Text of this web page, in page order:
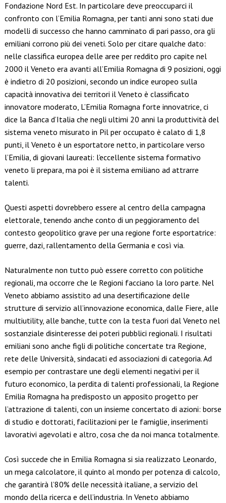
Fondazione Nord Est. In particolare deve preoccuparci il
confronto con l’Emilia Romagna, per tanti anni sono stati due
modelli di successo che hanno camminato di pari passo, ora gli
emiliani corrono più dei veneti. Solo per citare qualche dato:
nelle classifica europea delle aree per reddito pro capite nel
2000 il Veneto era avanti all’Emilia Romagna di 9 posizioni, oggi
è indietro di 20 posizioni, secondo un indice europeo sulla
capacità innovativa dei territori il Veneto è classificato
innovatore moderato, L’Emilia Romagna forte innovatrice, ci
dice la Banca d’Italia che negli ultimi 20 anni la produttività del
sistema veneto misurato in Pil per occupato è calato di 1,8
punti, il Veneto è un esportatore netto, in particolare verso
l’Emilia, di giovani laureati: l’eccellente sistema formativo
veneto li prepara, ma poi è il sistema emiliano ad attrarre
talenti.
Questi aspetti dovrebbero essere al centro della campagna
elettorale, tenendo anche conto di un peggioramento del
contesto geopolitico grave per una regione forte esportatrice:
guerre, dazi, rallentamento della Germania e così via.
Naturalmente non tutto può essere corretto con politiche
regionali, ma occorre che le Regioni facciano la loro parte. Nel
Veneto abbiamo assistito ad una desertificazione delle
strutture di servizio all’innovazione economica, dalle Fiere, alle
multiutility, alle banche, tutte con la testa fuori dal Veneto nel
sostanziale disinteresse dei poteri pubblici regionali. I risultati
emiliani sono anche figli di politiche concertate tra Regione,
rete delle Università, sindacati ed associazioni di categoria. Ad
esempio per contrastare une degli elementi negativi per il
futuro economico, la perdita di talenti professionali, la Regione
Emilia Romagna ha predisposto un apposito progetto per
l’attrazione di talenti, con un insieme concertato di azioni: borse
di studio e dottorati, facilitazioni per le famiglie, inserimenti
lavorativi agevolati e altro, cosa che da noi manca totalmente.
Così succede che in Emilia Romagna si sia realizzato Leonardo,
un mega calcolatore, il quinto al mondo per potenza di calcolo,
che garantirà l’80% delle necessità italiane, a servizio del
mondo della ricerca e dell’industria. In Veneto abbiamo